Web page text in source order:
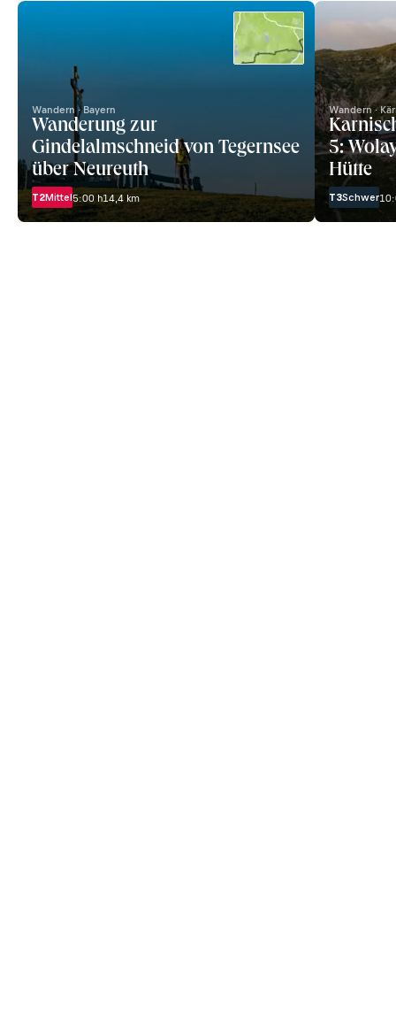
Wandern · Bayern
Wanderung zur
Gindelalmschneid von Tegernsee
über Neureuth
T2Mittel5:00 h14,4 km
Wandern ·
5:
Hütte
T3Schwer